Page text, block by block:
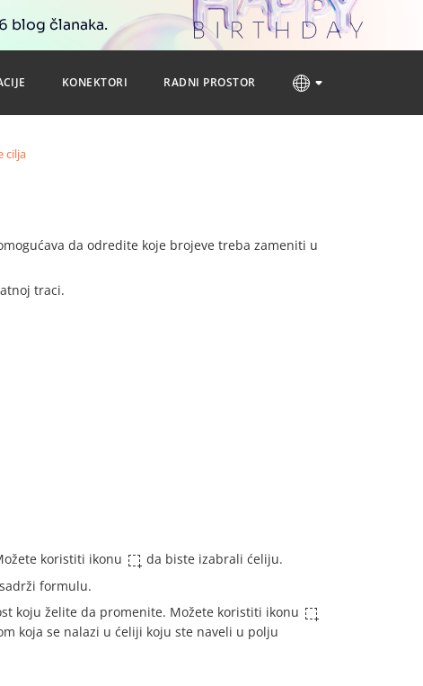
blog članaka.
KONEKTORI RADNI PROSTOR
cilja
da odredite koje brojeve treba zameniti u
traci.
koristiti ikonu
da biste izabrali ćeliju.
formulu.
koju želite da promenite. Možete koristiti ikonu
koja se nalazi u ćeliji koju ste naveli u polju